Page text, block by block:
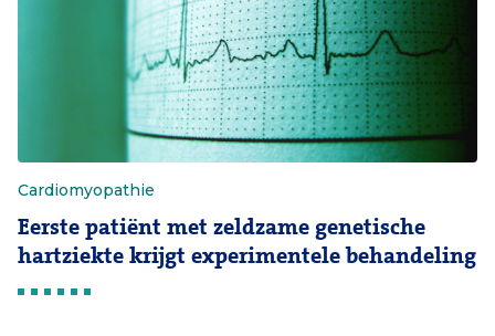
Cardiomyopathie
Eerste patiënt met zeldzame genetische
hartziekte krijgt experimentele behandeling